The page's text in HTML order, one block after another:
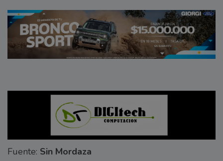
Fuente: Sin Mordaza